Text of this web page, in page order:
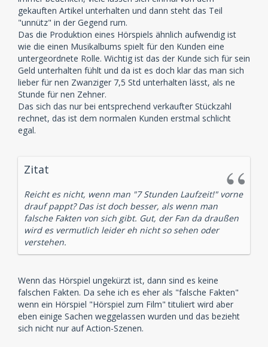
gekauften Artikel unterhalten und dann steht das Teil
"unnütz" in der Gegend rum.
Das die Produktion eines Hörspiels ähnlich aufwendig ist
wie die einen Musikalbums spielt für den Kunden eine
untergeordnete Rolle. Wichtig ist das der Kunde sich für sein
Geld unterhalten fühlt und da ist es doch klar das man sich
lieber für nen Zwanziger 7,5 Std unterhalten lässt, als ne
Stunde für nen Zehner.
Das sich das nur bei entsprechend verkaufter Stückzahl
rechnet, das ist dem normalen Kunden erstmal schlicht
egal.
Zitat
Reicht es nicht, wenn man "7 Stunden Laufzeit!" vorne
drauf pappt? Das ist doch besser, als wenn man
falsche Fakten von sich gibt. Gut, der Fan da draußen
wird es vermutlich leider eh nicht so sehen oder
verstehen.
Wenn das Hörspiel ungekürzt ist, dann sind es keine
falschen Fakten. Da sehe ich es eher als "falsche Fakten"
wenn ein Hörspiel "Hörspiel zum Film" tituliert wird aber
eben einige Sachen weggelassen wurden und das bezieht
sich nicht nur auf Action-Szenen.